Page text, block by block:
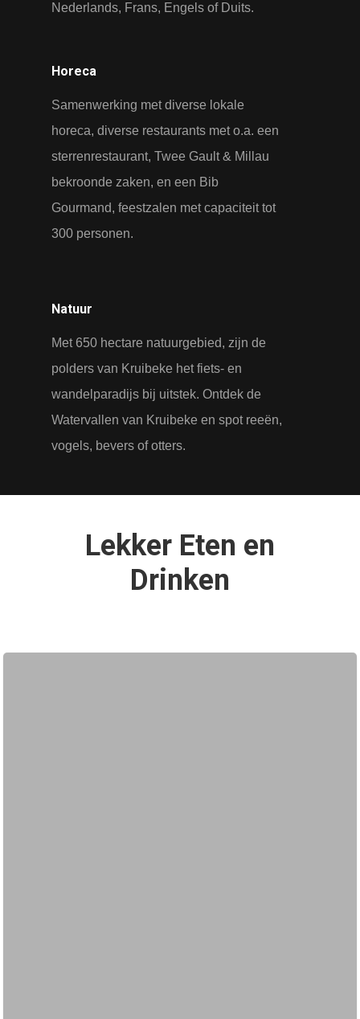
Nederlands, Frans, Engels of Duits.
Horeca
Samenwerking met diverse lokale
horeca, diverse restaurants met o.a. een
sterrenrestaurant, Twee Gault & Millau
bekroonde zaken, en een Bib
Gourmand, feestzalen met capaciteit tot
300 personen.
Natuur
Met 650 hectare natuurgebied, zijn de
polders van Kruibeke het fiets- en
wandelparadijs bij uitstek. Ontdek de
Watervallen van Kruibeke en spot reeën,
vogels, bevers of otters.
Lekker Eten en
Drinken